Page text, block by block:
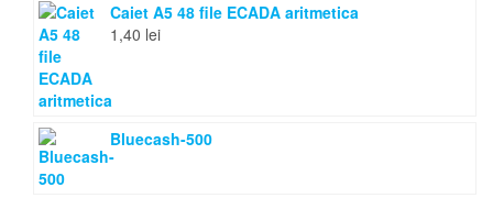
Caiet A5 48 file ECADA aritmetica
1,40 lei
Bluecash-500